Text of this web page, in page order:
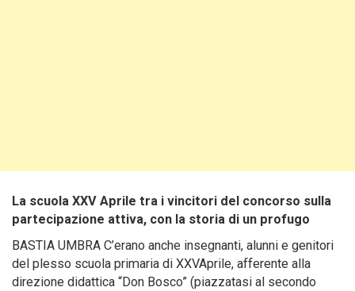
La scuola XXV Aprile tra i vincitori del concorso sulla
partecipazione attiva, con la storia di un profugo
BASTIA UMBRA C’erano anche insegnanti, alunni e genitori
del plesso scuola primaria di XXVAprile, afferente alla
direzione didattica “Don Bosco” (piazzatasi al secondo